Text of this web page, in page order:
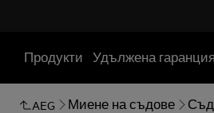
Продукти Удължена гаранция
AEG Миене на съдове